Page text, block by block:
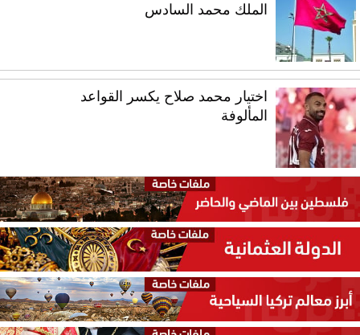
الملك محمد السادس
اختيار محمد صلاح يكسر القواعد
المألوفة